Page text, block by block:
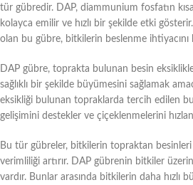
tür gübredir. DAP, diammunium fosfatın
kolayca emilir ve hızlı bir şekilde etki
olan bu gübre, bitkilerin beslenme ihtiyacını
DAP gübre, toprakta bulunan besin
sağlıklı bir şekilde büyümesini sağlamak
eksikliği bulunan topraklarda tercih edilen
gelişimini destekler ve çiçeklenmelerini
Bu tür gübreler, bitkilerin topraktan besinleri
verimliliği artırır. DAP gübrenin bitkiler
vardır. Bunlar arasında bitkilerin daha hızlı